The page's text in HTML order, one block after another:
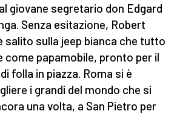
giovane segretario don Edgard
Senza esitazione, Robert
salito sulla jeep bianca che tutto
come papamobile, pronto per il
folla in piazza. Roma si è
i grandi del mondo che si
una volta, a San Pietro per